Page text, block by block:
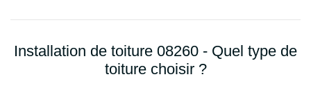
Installation de toiture 08260 - Quel type de
toiture choisir ?